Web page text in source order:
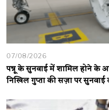
07/08/2026
पन्नू के सुनवाई में शामिल होने के
निखिल गुप्ता की सज़ा पर सुनवाई